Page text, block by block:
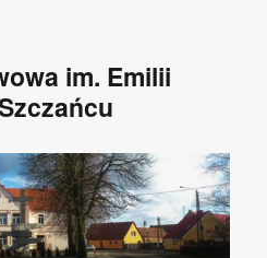
im. Emilii